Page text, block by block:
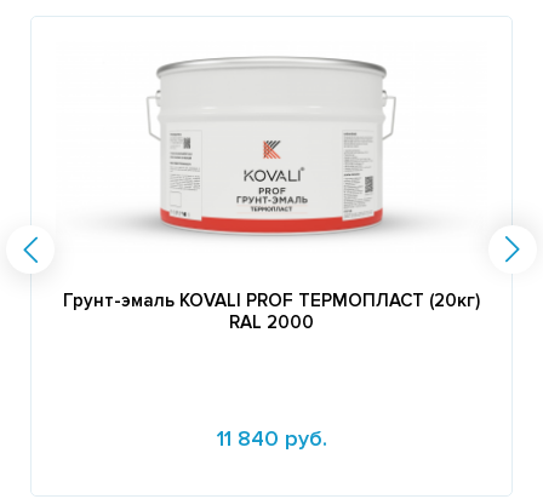
Грунт-эмаль KOVALI PROF ТЕРМОПЛАСТ (20кг)
RAL 2000
11 840 руб.